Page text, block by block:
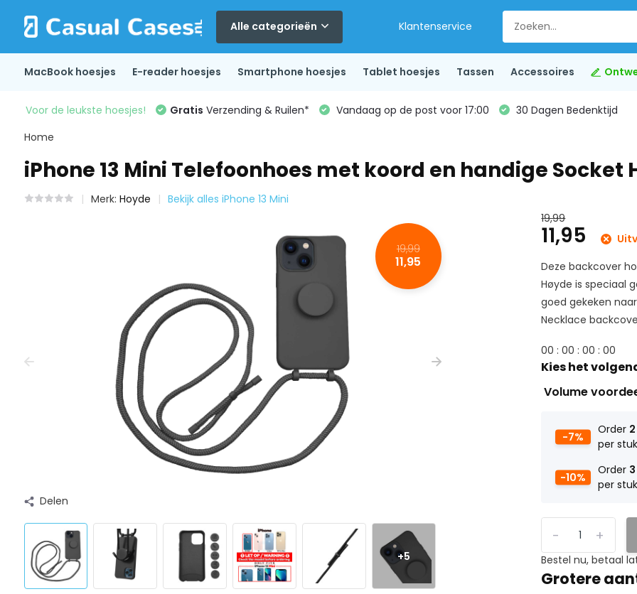
Alle categorieën Klantenservice
MacBook hoesjes E-reader hoesjes Smartphone hoesjes Tablet hoesjes Tassen Accessoires
Voor de leukste hoesjes! Gratis Verzending & Ruilen* Vandaag op de post voor 17:00
30 Dagen Bedenktijd
Home
iPhone 13 Mini Telefoonhoes met koord en handige Socket
Merk: Hoyde Bekijk alles iPhone 13 Mini
19,99
11,95
Delen
+5
19,99
11,95
Deze backcover
Høyde is speciaal
goed gekeken
Necklace
00 :00 :00 :00
Kies het
Volume
-7%
Order 2
per stuk
-10%
Order 3
per stuk
+
-
Bestel nu, betaal
Grotere